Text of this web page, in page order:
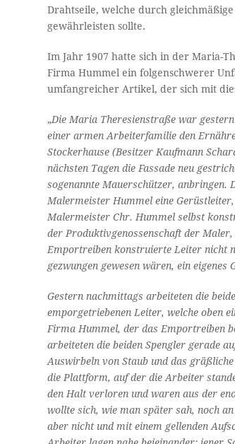
Drahtseile, welche durch
gewährleisten sollte.
Im Jahr 1907 hatte sich in der Maria-
Firma Hummel ein folgenschwerer
umfangreicher Artikel, der sich mit
„Die Maria Theresienstraße war
einer armen Arbeiterfamilie den
Stockerhause (Besitzer Kaufmann
nächsten Tagen die Fassade neu
sogenannte Mauerschützer, anbringen.
Malermeister Hummel eine
Malermeister Chr. Hum­mel selbst
der Produktivgenossenschaft der
Emportreiben konstruierte Leiter nicht
gezwungen gewesen wären, ein eigenes
Gestern nachmittags arbeiteten die
emporgetriebenen Leiter, welche oben
Firma Hummel, der das Emportreiben
arbeiteten die beiden Spengler gerade
Auswirbeln von Staub und das
die Plattform, auf der die Arbeiter
den Halt verloren und waren aus der
wollte sich, wie man später sah, noch
aber nicht und mit einem gellenden